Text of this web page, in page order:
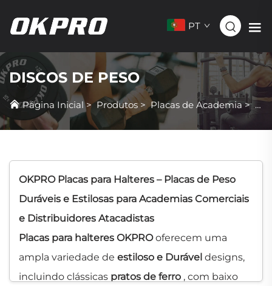
PT
DISCOS DE PESO
Página Inicial>Produtos>Placas de Academia>
OKPRO Placas para Halteres – Placas de Peso
Duráveis e Estilosas para Academias Comerciais
e Distribuidores Atacadistas
Placas para halteres OKPROoferecem uma
ampla variedade de estiloso e Durável designs,
incluindo clássicas pratos de ferro , com baixo